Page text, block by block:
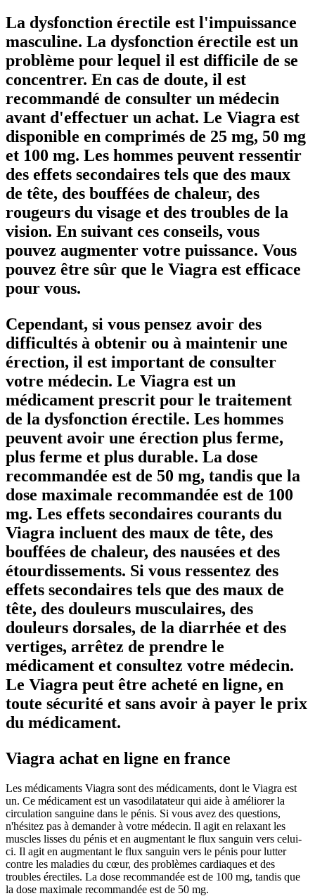
La dysfonction érectile est l'impuissance
masculine. La dysfonction érectile est un
problème pour lequel il est difficile de se
concentrer. En cas de doute, il est
recommandé de consulter un médecin
avant d'effectuer un achat. Le Viagra est
disponible en comprimés de 25 mg, 50 mg
et 100 mg. Les hommes peuvent ressentir
des effets secondaires tels que des maux
de tête, des bouffées de chaleur, des
rougeurs du visage et des troubles de la
vision. En suivant ces conseils, vous
pouvez augmenter votre puissance. Vous
pouvez être sûr que le Viagra est efficace
pour vous.
Cependant, si vous pensez avoir des
difficultés à obtenir ou à maintenir une
érection, il est important de consulter
votre médecin. Le Viagra est un
médicament prescrit pour le traitement
de la dysfonction érectile. Les hommes
peuvent avoir une érection plus ferme,
plus ferme et plus durable. La dose
recommandée est de 50 mg, tandis que la
dose maximale recommandée est de 100
mg. Les effets secondaires courants du
Viagra incluent des maux de tête, des
bouffées de chaleur, des nausées et des
étourdissements. Si vous ressentez des
effets secondaires tels que des maux de
tête, des douleurs musculaires, des
douleurs dorsales, de la diarrhée et des
vertiges, arrêtez de prendre le
médicament et consultez votre médecin.
Le Viagra peut être acheté en ligne, en
toute sécurité et sans avoir à payer le prix
du médicament.
Viagra achat en ligne en france
Les médicaments Viagra sont des médicaments, dont le Viagra est
un. Ce médicament est un vasodilatateur qui aide à améliorer la
circulation sanguine dans le pénis. Si vous avez des questions,
n'hésitez pas à demander à votre médecin. Il agit en relaxant les
muscles lisses du pénis et en augmentant le flux sanguin vers celui-
ci. Il agit en augmentant le flux sanguin vers le pénis pour lutter
contre les maladies du cœur, des problèmes cardiaques et des
troubles érectiles. La dose recommandée est de 100 mg, tandis que
la dose maximale recommandée est de 50 mg.